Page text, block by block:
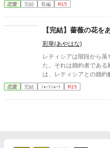
恋愛 完結 長編 R15
【完結】薔薇の花を
彩華(あやはな)
レティシアは階段から
た。それは婚約者である
は、レティシアとの婚
ことになる。 たが、そ
下視点がおもになります。 前作を多少引きずってはいますが
恋愛 完結 ｼｮｰﾄｼｮｰﾄ R15